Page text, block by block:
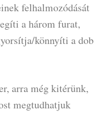
felhalmozódását
a három furat,
könnyíti a dob
arra még kitérünk,
megtudhatjuk